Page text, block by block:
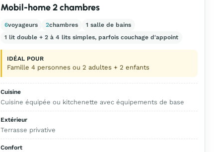
Mobil-home 2 chambres
6voyageurs 2chambres
1 salle de bains
1 lit double + 2 à 4 lits simples, parfois couchage d'appoint
IDÉAL POUR
Famille 4 personnes ou 2 adultes + 2 enfants
Cuisine
Cuisine équipée ou kitchenette avec équipements de base
Extérieur
Terrasse privative
Confort